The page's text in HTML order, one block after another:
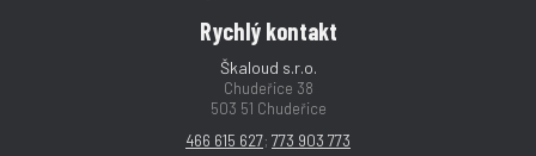
Rychlý kontakt
Škaloud s.r.o.
Chudeřice 38
503 51 Chudeřice
466 615 627; 773 903 773